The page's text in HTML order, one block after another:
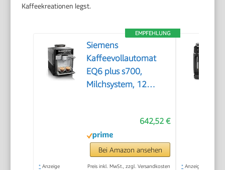
Kaffeekreationen legst.
EMPFEHLUNG
Siemens
Kaffeevollautomat
EQ6 plus s700,
Milchsystem, 12
Milchsystems,
Keramikmahlwerk,
großes Touchdisplay,
642,52 €
Bei Amazon ansehen
* Anzeige Preis inkl. MwSt., zzgl. Versandkosten * Anzeige